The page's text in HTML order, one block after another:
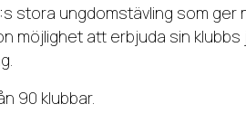
stora ungdomstävling som
möjlighet att erbjuda sin
90 klubbar.